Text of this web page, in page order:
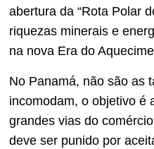
abertura da “Rota Polar
riquezas minerais e
na nova Era do
No Panamá, não são as
incomodam, o objetivo é
grandes vias do
deve ser punido por